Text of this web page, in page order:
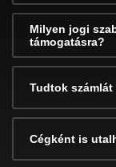
Milyen jogi
támogatásra?
Tudtok
Cégként is